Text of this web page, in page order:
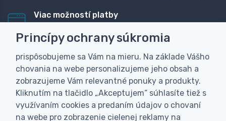
Viac možností platby
dobierku
Personalizácia
Vyrobíme Vám vlastný originálny darček
Skúsenosť
Široký sortiment, z ktorého Vám pomôžeme vybrať
Princípy ochrany súkromia
prispôsobujeme sa Vám na mieru. Na základe Vášho
chovania na webe personalizujeme jeho obsah a
zobrazujeme Vám relevantné ponuky a produkty.
Kliknutím na tlačidlo „Akceptujem“ súhlasíte tiež s
využívaním cookies a predaním údajov o chovaní
na webe pro zobrazenie cielenej reklamy na